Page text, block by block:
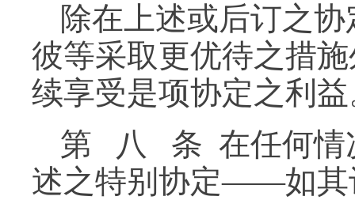
除在上述或后订之
彼等采取更优待之措
续享受是项协定之利
第 八 条 在任何情
述之特别协定——如其